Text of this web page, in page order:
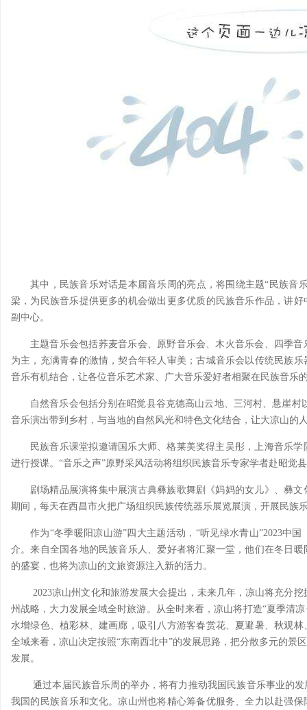
其中，民族音乐对话是本届音乐周的亮点，将围绕主题“民族音
梁，为民族音乐提供更多的机会做出更多优质的民族音乐作品，讲
副中心。
主题音乐会包括荞麦音乐会、原野音乐会、木火音乐会、四季
为主，充满青春的激情，契合年轻人审美；古城音乐会以传统民族
音乐有机结合，让各位音乐艺术家、广大音乐爱好者相聚在民族音乐
自然音乐会包括分别在昭觉县谷克德高山云地、三河村、悬崖
音乐演出带到乡村，与当地的自然风光和特色文化结合，让大凉山的
民族音乐课堂拟邀请国乐大师、格莱美奖得主吴彤，上海音乐
进行授课。“音乐之声”原野采风活动将组织民族音乐专家学者赴昭觉
剧场精品展演将集中展演古典彝族歌舞剧《妈妈的女儿》、彝
期间，每天在西昌市火把广场组织民族传统器乐展览展演，开展民族
作为“冬季暖阳凉山游”四大主题活动，“听见绿水青山”2023中
介。来自全国各地的民族音乐人、爱好者将汇聚一堂，他们在冬日
的盛宴，也将为凉山的文旅资源注入新的活力。
2023凉山州文化和旅游发展大会提出，未来几年，凉山将充分
州战略，大力发展全域全时旅游。从全时来看，凉山将打造“夏季清
水增绿色、植彩林、建画廊，吸引八方游客春赏花、夏避暑、秋观
全域来看，凉山决定按照“东南西北中”的发展思路，把分散多元的景
发展。
通过本届民族音乐周的举办，将有力推动我国民族音乐事业的
我国的民族音乐和文化。凉山州也将精心筹备优服务、全力以赴强